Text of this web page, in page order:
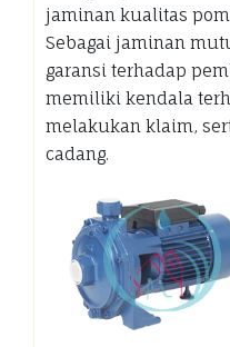
jaminan kualitas
Sebagai jaminan
garansi terhadap
memiliki kendala
melakukan klaim,
cadang.